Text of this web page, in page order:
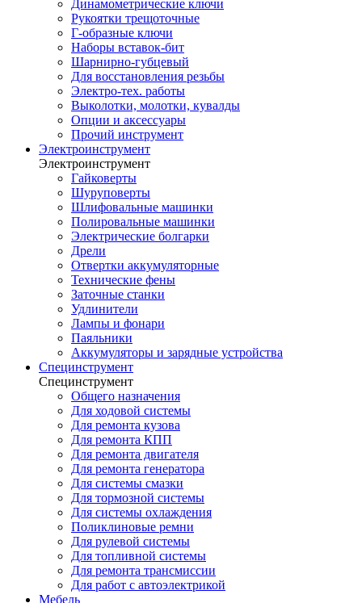
Динамометрические ключи
Рукоятки трещоточные
Г-образные ключи
Наборы вставок-бит
Шарнирно-губцевый
Для восстановления резьбы
Электро-тех. работы
Выколотки, молотки, кувалды
Опции и аксессуары
Прочий инструмент
Электроинструмент
Электроинструмент
Гайковерты
Шуруповерты
Шлифовальные машинки
Полировальные машинки
Электрические болгарки
Дрели
Отвертки аккумуляторные
Технические фены
Заточные станки
Удлинители
Лампы и фонари
Паяльники
Аккумуляторы и зарядные устройства
Специнструмент
Специнструмент
Общего назначения
Для ходовой системы
Для ремонта кузова
Для ремонта КПП
Для ремонта двигателя
Для ремонта генератора
Для системы смазки
Для тормозной системы
Для системы охлаждения
Поликлиновые ремни
Для рулевой системы
Для топливной системы
Для ремонта трансмиссии
Для работ с автоэлектрикой
Мебель